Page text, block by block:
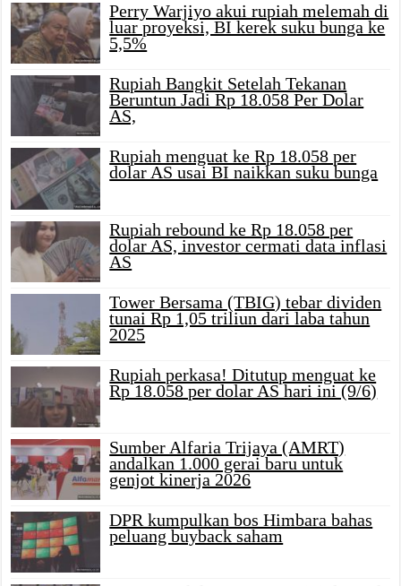
Perry Warjiyo akui rupiah melemah di
luar proyeksi, BI kerek suku bunga ke
5,5%
Rupiah Bangkit Setelah Tekanan
Beruntun Jadi Rp 18.058 Per Dolar
AS,
Rupiah menguat ke Rp 18.058 per
dolar AS usai BI naikkan suku bunga
Rupiah rebound ke Rp 18.058 per
dolar AS, investor cermati data inflasi
AS
Tower Bersama (TBIG) tebar dividen
tunai Rp 1,05 triliun dari laba tahun
2025
Rupiah perkasa! Ditutup menguat ke
Rp 18.058 per dolar AS hari ini (9/6)
Sumber Alfaria Trijaya (AMRT)
andalkan 1.000 gerai baru untuk
genjot kinerja 2026
DPR kumpulkan bos Himbara bahas
peluang buyback saham